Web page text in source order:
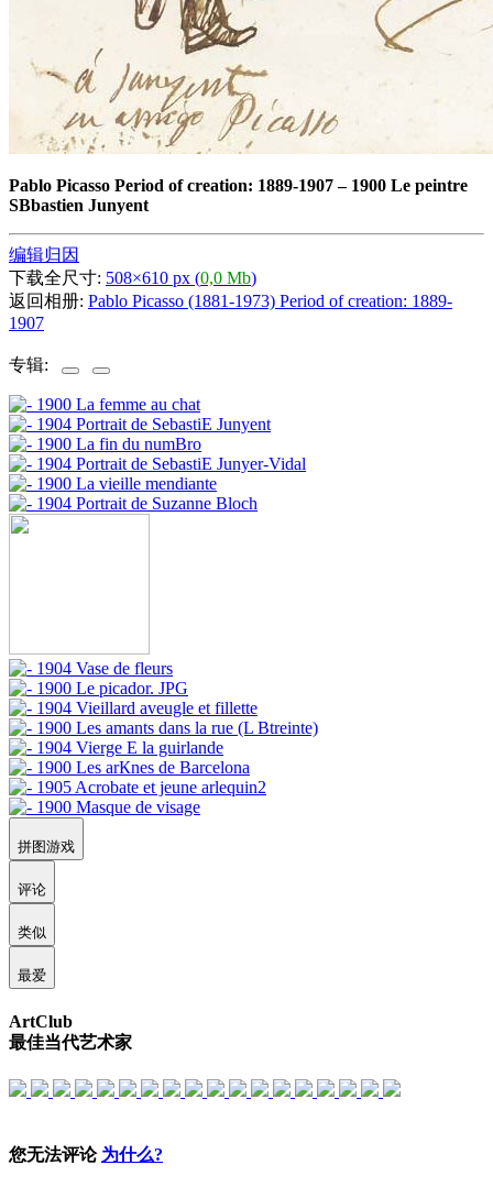
Pablo Picasso Period of creation: 1889-1907– 1900 Le peintre
SВbastien Junyent
编辑归因
下载全尺寸: 508×610 px (0,0 Mb)
返回相册: Pablo Picasso (1881-1973) Period of creation: 1889-
1907
专辑:
拼图游戏
评论
类似
最爱
ArtClub
最佳当代艺术家
您无法评论 为什么?